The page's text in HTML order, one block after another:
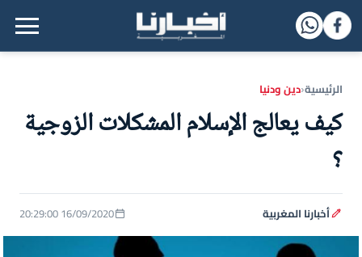
القائمة الرئيسية
الرئيسية‹دين ودنيا
كيف يعالج الإسلام المشكلات الزوجية
؟
أخبارنا المغربية 16/09/2020 20:29:00